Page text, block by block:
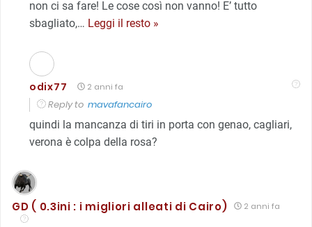
non ci sa fare! Le cose così non vanno! E’ tutto
sbagliato,… Leggi il resto »
odix77 2 anni fa
Reply to mavafancairo
quindi la mancanza di tiri in porta con genao, cagliari,
verona è colpa della rosa?
GD ( 0.3ini : i migliori alleati di Cairo) 2 anni fa